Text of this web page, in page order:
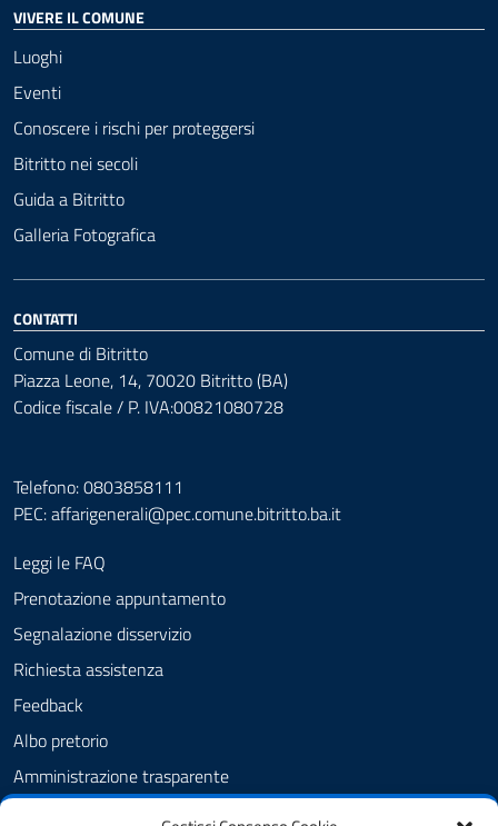
VIVERE IL COMUNE
Luoghi
Eventi
Conoscere i rischi per proteggersi
Bitritto nei secoli
Guida a Bitritto
Galleria Fotografica
CONTATTI
Comune di Bitritto
Piazza Leone, 14, 70020 Bitritto (BA)
Codice fiscale / P. IVA:00821080728
Telefono: 0803858111
PEC:affarigenerali@pec.comune.bitritto.ba.it
Leggi le FAQ
Prenotazione appuntamento
Segnalazione disservizio
Richiesta assistenza
Feedback
Albo pretorio
Amministrazione trasparente